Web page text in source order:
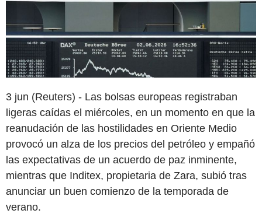
3 jun (Reuters) - Las bolsas europeas registraban
ligeras caídas el miércoles, en un momento en que la
reanudación de las hostilidades en Oriente Medio
provocó un alza de los precios del petróleo y empañó
las expectativas de un acuerdo de paz inminente,
mientras que Inditex, propietaria de Zara, subió tras
anunciar un buen comienzo de la temporada de
verano.